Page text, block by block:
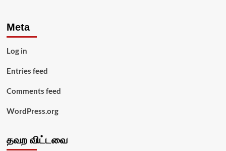
Meta
Log in
Entries feed
Comments feed
WordPress.org
தவற விட்டவை